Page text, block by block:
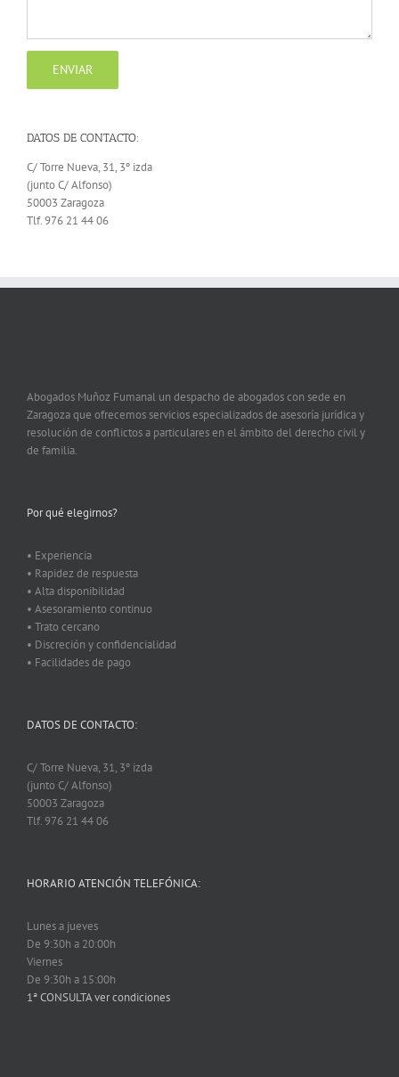
DATOS DE CONTACTO:
C/ Torre Nueva, 31, 3º izda
(junto C/ Alfonso)
50003 Zaragoza
Tlf. 976 21 44 06
Abogados Muñoz Fumanal un despacho de abogados con sede en
Zaragoza que ofrecemos servicios especializados de asesoría jurídica y
resolución de conflictos a particulares en el ámbito del derecho civil y
de familia.
Por qué elegirnos?
• Experiencia
• Rapidez de respuesta
• Alta disponibilidad
• Asesoramiento continuo
• Trato cercano
• Discreción y confidencialidad
• Facilidades de pago
DATOS DE CONTACTO:
C/ Torre Nueva, 31, 3º izda
(junto C/ Alfonso)
50003 Zaragoza
Tlf. 976 21 44 06
HORARIO ATENCIÓN TELEFÓNICA:
Lunes a jueves
De 9:30h a 20:00h
Viernes
De 9:30h a 15:00h
1ª CONSULTA ver condiciones